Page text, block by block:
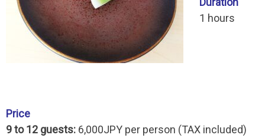
1 hours
Price
9 to 12 guests: 6,000JPY per person (TAX included)